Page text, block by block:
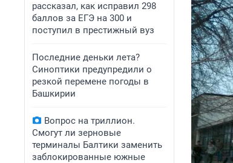
рассказал, как исправил 298
баллов за ЕГЭ на 300 и
поступил в престижный вуз
Последние деньки лета?
Синоптики предупредили о
резкой перемене погоды в
Башкирии
Вопрос на триллион.
Смогут ли зерновые
терминалы Балтики заменить
заблокированные южные